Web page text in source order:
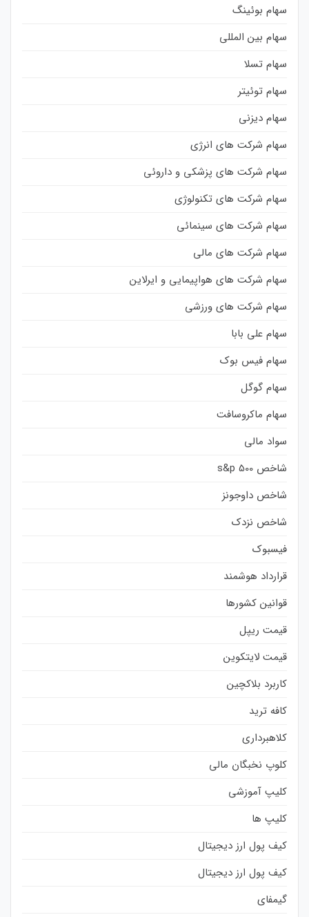
سهام بوئینگ
سهام بین المللی
سهام تسلا
سهام توئیتر
سهام دیزنی
سهام شرکت های انرژی
سهام شرکت های پزشکی و داروئی
سهام شرکت های تکنولوژی
سهام شرکت های سینمائی
سهام شرکت های مالی
سهام شرکت های هواپیمایی و ایرلاین
سهام شرکت های ورزشی
سهام علی بابا
سهام فیس بوک
سهام گوگل
سهام ماکروسافت
سواد مالی
شاخص s&p 500
شاخص داوجونز
شاخص نزدک
فیسبوک
قرارداد هوشمند
قوانین کشورها
قیمت ریپل
قیمت لایتکوین
کاربرد بلاکچین
کافه ترید
کلاهبرداری
کلوپ نخبگان مالی
کلیپ آموزشی
کلیپ ها
کیف پول ارز دیجیتال
کیف پول ارز دیجیتال
گیمفای